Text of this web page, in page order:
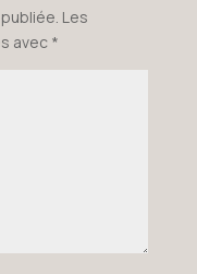
Les
avec *